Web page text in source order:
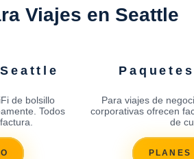
Viajes en Seattle
de bolsillo
Todos
Para viajes de
corporativas ofrecen
de
PLANES